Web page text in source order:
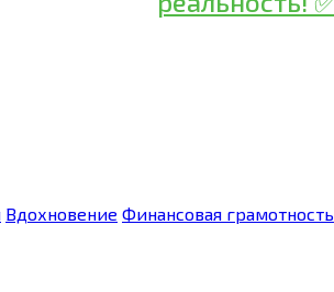
Вдохновение Финансовая грамотность